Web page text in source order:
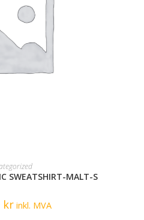
MORE
SWEATSHIRT-MALT-S
kr inkl. MVA